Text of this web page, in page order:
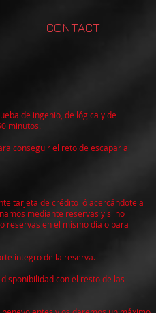
CONTACT
de ingenio, de lógica y de
minutos.
conseguir el reto de escapar a
tarjeta de crédito ó acercándote a
mediante reservas y si no
reservas en el mismo día o para
integro de la reserva.
con el resto de las